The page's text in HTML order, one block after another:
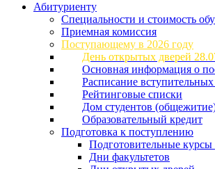
Абитуриенту
Специальности и стоимость
Приемная комиссия
Поступающему в 2026 году
День открытых дверей
Основная информация о
Расписание
Рейтинговые списки
Дом студентов
Образовательный кредит
Подготовка к поступлению
Подготовительные
Дни факультетов